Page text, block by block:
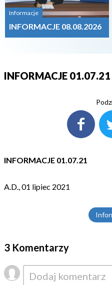
Informacje
INFORMACJE 08.08.2026
INFORMACJE 01.07.21
INFORMACJE 01.07.21
A.D., 01 lipiec 2021
3 Komentarzy